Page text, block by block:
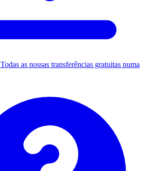
Todas as nossas transferências gratuitas numa